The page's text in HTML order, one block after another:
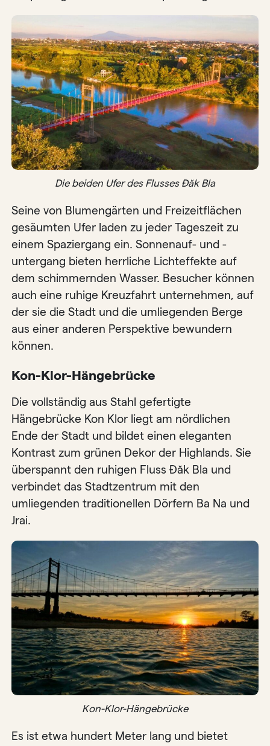
Die beiden Ufer des Flusses Đăk Bla
Seine von Blumengärten und Freizeitflächen
gesäumten Ufer laden zu jeder Tageszeit zu
einem Spaziergang ein. Sonnenauf- und -
untergang bieten herrliche Lichteffekte auf
dem schimmernden Wasser. Besucher können
auch eine ruhige Kreuzfahrt unternehmen, auf
der sie die Stadt und die umliegenden Berge
aus einer anderen Perspektive bewundern
können.
Kon-Klor-Hängebrücke
Die vollständig aus Stahl gefertigte
Hängebrücke Kon Klor liegt am nördlichen
Ende der Stadt und bildet einen eleganten
Kontrast zum grünen Dekor der Highlands. Sie
überspannt den ruhigen Fluss Đăk Bla und
verbindet das Stadtzentrum mit den
umliegenden traditionellen Dörfern Ba Na und
Jrai.
Kon-Klor-Hängebrücke
Es ist etwa hundert Meter lang und bietet